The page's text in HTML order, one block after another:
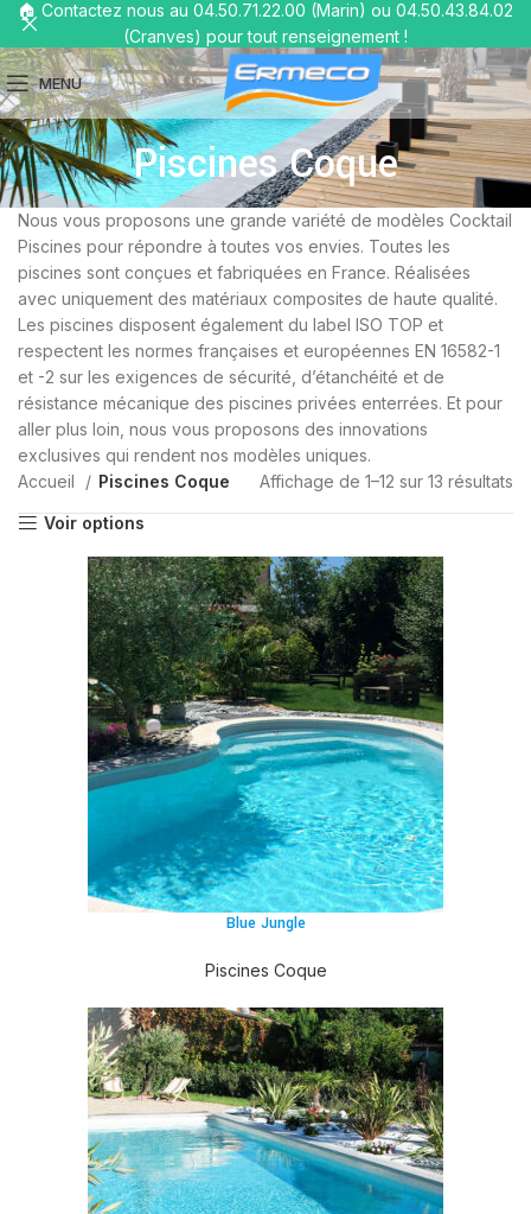
MENU
Piscines Coque
Nous vous proposons une grande variété de modèles Cocktail
Piscines pour répondre à toutes vos envies. Toutes les
piscines sont conçues et fabriquées en France. Réalisées
avec uniquement des matériaux composites de haute qualité.
Les piscines disposent également du label ISO TOP et
respectent les normes françaises et européennes EN 16582-1
et -2 sur les exigences de sécurité, d’étanchéité et de
résistance mécanique des piscines privées enterrées. Et pour
aller plus loin, nous vous proposons des innovations
exclusives qui rendent nos modèles uniques.
Accueil
Piscines Coque Affichage de 1–12 sur 13 résultats
Voir options
Blue Jungle
Piscines Coque
🏠 Contactez nous au 04.50.71.22.00 (Marin) ou 04.50.43.84.02
(Cranves) pour tout renseignement !